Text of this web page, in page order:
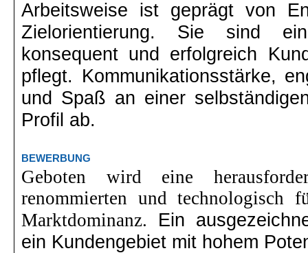
Arbeitsweise ist geprägt von
Zielorientierung. Sie sind
konsequent und erfolgreich
pflegt. Kommunikationsstärke,
und Spaß an einer
Profil ab.
BEWERBUNG
Geboten wird eine
renommierten und technologisch
Marktdominanz. Ein
ein Kundengebiet mit hohem